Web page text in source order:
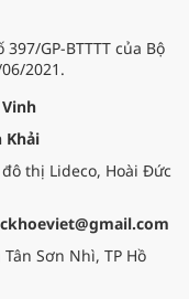
GP-BTTTT của Bộ
2021.
Khải
thị Lideco, Hoài Đức
Sơn Nhì, TP Hồ